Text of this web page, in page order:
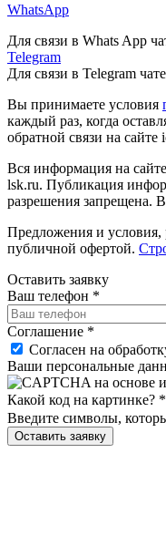
WhatsApp
Для связи в Whats App
Telegram
Для связи в Telegram чате
Вы принимаете условия
каждый раз, когда
обратной связи на сайте
Вся информация на
lsk.ru. Публикация
разрешения запрещена.
Предложения и условия,
публичной офертой.
Оставить заявку
Ваш телефон *
Соглашение *
Согласен на
Ваши персональные
Какой код на картинке? *
Введите символы,